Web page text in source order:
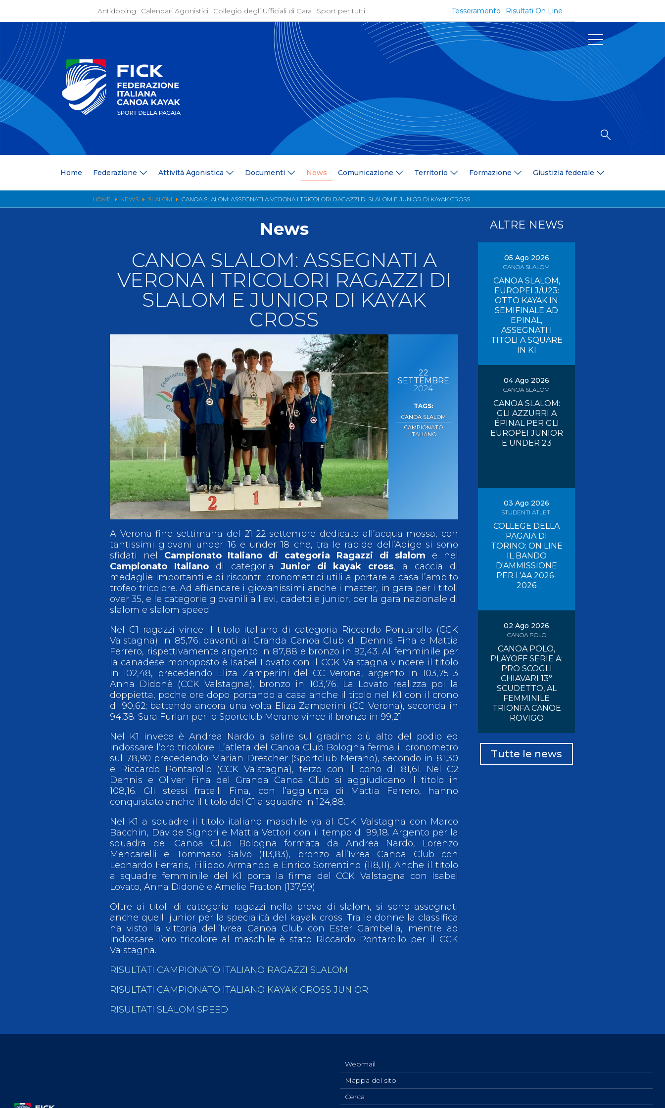
Antidoping Calendari Agonistici Collegio degli Ufficiali di Gara Sport per tutti Risultati On Line
Tesseramento
Home Federazione Attività Agonistica Documenti News Comunicazione Territorio Formazione Giustizia federale
HOME NEWS SLALOM CANOA SLALOM: ASSEGNATI A VERONA I TRICOLORI RAGAZZI DI SLALOM E JUNIOR DI KAYAK CROSS
Home
Whistleblowing
Attività Agonistica
Convocazioni
Documentazione Tecnica
Risultati On Line
Classifiche
FICK Coach
Dual Career
Documenti
Regolamenti e Codici
Delibere
Amministrazione Trasparente
News Comunicazione
Ufficio Stampa
Territorio
Comitati/Delegati Regionali
Formazione
Pagaia Azzurra
Nuova Canoa Ricerca
Canoa Kayak on-line
Convegni e Documenti
Albo Tecnici
Contatti e organigramma
Antidoping Calendari Agonistici Collegio degli Ufficiali di Gara Sport per tutti
Mappa del sito Cerca Contatti Photogallery Videogallery Whistleblowing Federazione Trasparente
Safeguarding
Privacy Policy
Cookie policy
News
CANOA SLALOM: ASSEGNATI A
VERONA I TRICOLORI RAGAZZI DI
SLALOM E JUNIOR DI KAYAK
CROSS
22
SETTEMBRE
2024
CANOA SLALOM
CAMPIONATO
ITALIANO
A Verona fine settimana del 21-22 settembre dedicato all’acqua mossa, con
tantissimi giovani under 16 e under 18 che, tra le rapide dell’Adige si sono
sfidati nel Campionato Italiano di categoria Ragazzi di slalom e nel
Campionato Italianodi categoria Junior di kayak cross, a caccia di
medaglie importanti e di riscontri cronometrici utili a portare a casa l’ambito
trofeo tricolore. Ad affiancare i giovanissimi anche i master, in gara per i titoli
over 35, e le categorie giovanili allievi, cadetti e junior, per la gara nazionale di
slalom e slalom speed.
Nel C1 ragazzi vince il titolo italiano di categoria Riccardo Pontarollo (CCK
Valstagna) in 85,76; davanti al Granda Canoa Club di Dennis Fina e Mattia
Ferrero, rispettivamente argento in 87,88 e bronzo in 92,43. Al femminile per
la canadese monoposto è Isabel Lovato con il CCK Valstagna vincere il titolo
in 102,48, precedendo Eliza Zamperini del CC Verona, argento in 103,75 3
Anna Didonè (CCK Valstagna), bronzo in 103,76. La Lovato realizza poi la
doppietta, poche ore dopo portando a casa anche il titolo nel K1 con il crono
di 90,62; battendo ancora una volta Eliza Zamperini (CC Verona), seconda in
94,38. Sara Furlan per lo Sportclub Merano vince il bronzo in 99,21.
Nel K1 invece è Andrea Nardo a salire sul gradino più alto del podio ed
indossare l’oro tricolore. L’atleta del Canoa Club Bologna ferma il cronometro
sul 78,90 precedendo Marian Drescher (Sportclub Merano), secondo in 81,30
e Riccardo Pontarollo (CCK Valstagna), terzo con il cono di 81,61. Nel C2
Dennis e Oliver Fina del Granda Canoa Club si aggiudicano il titolo in
108,16. Gli stessi fratelli Fina, con l’aggiunta di Mattia Ferrero, hanno
conquistato anche il titolo del C1 a squadre in 124,88.
Nel K1 a squadre il titolo italiano maschile va al CCK Valstagna con Marco
Bacchin, Davide Signori e Mattia Vettori con il tempo di 99,18. Argento per la
squadra del Canoa Club Bologna formata da Andrea Nardo, Lorenzo
Mencarelli e Tommaso Salvo (113,83), bronzo all’Ivrea Canoa Club con
Leonardo Ferraris, Filippo Armando e Enrico Sorrentino (118,11). Anche il titolo
a squadre femminile del K1 porta la firma del CCK Valstagna con Isabel
Lovato, Anna Didonè e Amelie Fratton (137,59).
Oltre ai titoli di categoria ragazzi nella prova di slalom, si sono assegnati
anche quelli junior per la specialità del kayak cross. Tra le donne la classifica
ha visto la vittoria dell’Ivrea Canoa Club con Ester Gambella, mentre ad
indossare l’oro tricolore al maschile è stato Riccardo Pontarollo per il CCK
Valstagna.
RISULTATI CAMPIONATO ITALIANO RAGAZZI SLALOM
RISULTATI CAMPIONATO ITALIANO KAYAK CROSS JUNIOR
RISULTATI SLALOM SPEED
ALTRE NEWS
05 Ago 2026
CANOA SLALOM
CANOA SLALOM,
EUROPEI J/U23:
OTTO KAYAK IN
SEMIFINALE AD
EPINAL,
ASSEGNATI I
TITOLI A SQUARE
IN K1
04 Ago 2026
CANOA SLALOM
CANOA SLALOM:
GLI AZZURRI A
ÉPINAL PER GLI
EUROPEI JUNIOR
E UNDER 23
03 Ago 2026
STUDENTI ATLETI
COLLEGE DELLA
PAGAIA DI
TORINO: ON LINE
IL BANDO
D'AMMISSIONE
PER L'AA 2026-
2026
02 Ago 2026
CANOA POLO
CANOA POLO,
PLAYOFF SERIE A:
PRO SCOGLI
CHIAVARI 13°
SCUDETTO, AL
FEMMINILE
TRIONFA CANOE
ROVIGO
Tutte le news
Webmail
Mappa del sito
Cerca